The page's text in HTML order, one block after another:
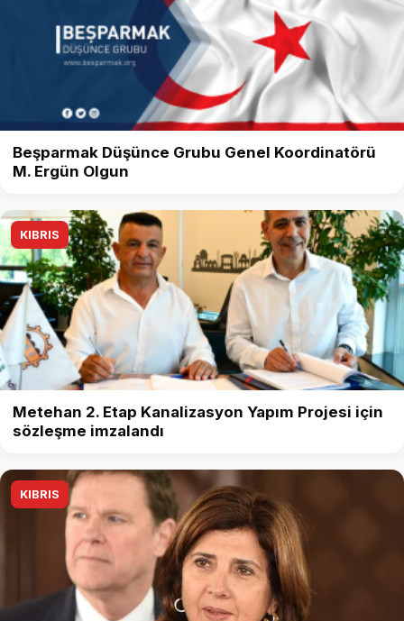
Beşparmak Düşünce Grubu Genel Koordinatörü
M. Ergün Olgun
KIBRIS
Metehan 2. Etap Kanalizasyon Yapım Projesi için
sözleşme imzalandı
KIBRIS